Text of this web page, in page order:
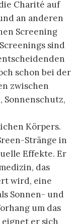
Charité auf
an anderen
Screening
sind
schon bei der
zwischen
Körpers.
Stränge in
Effekte. Er
das
wird, eine
Sonnen- und
um das
er sich